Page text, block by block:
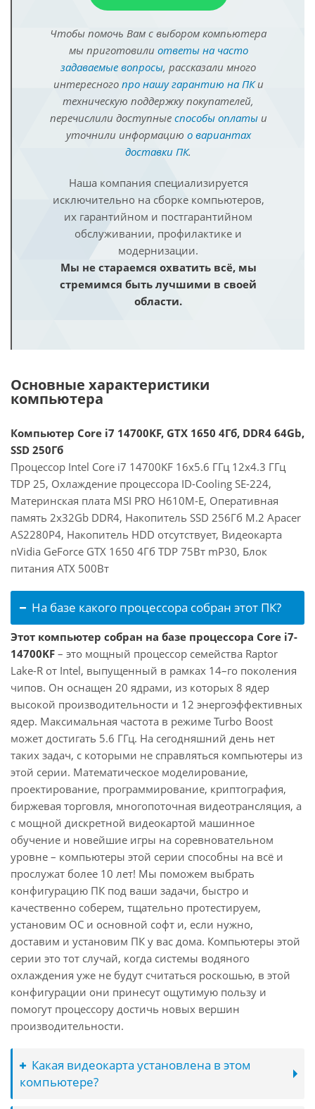
Чтобы помочь Вам с выбором компьютера
мы приготовили ответы на часто
задаваемые вопросы, рассказали много
интересного про нашу гарантию на ПКи
техническую поддержку покупателей,
перечислили доступные способы оплатыи
уточнили информацию о вариантах
доставки ПК.
Наша компания специализируется
исключительно на сборке компьютеров,
их гарантийном и постгарантийном
обслуживании, профилактике и
модернизации.
Мы не стараемся охватить всё, мы
стремимся быть лучшими в своей
области.
Основные характеристики
компьютера
Компьютер Core i7 14700KF, GTX 1650 4Гб, DDR4 64Gb,
SSD 250Гб
Процессор Intel Core i7 14700KF 16x5.6 ГГц 12x4.3 ГГц
TDP 25, Охлаждение процессора ID-Cooling SE-224,
Материнская плата MSI PRO H610M-E, Оперативная
память 2x32Gb DDR4, Накопитель SSD 256Гб M.2 Apacer
AS2280P4, Накопитель HDD отсутствует, Видеокарта
nVidia GeForce GTX 1650 4Гб TDP 75Вт mP30, Блок
питания ATX 500Вт
На базе какого процессора собран этот ПК?
Этот компьютер собран на базе процессора Core i7-
14700KF – это мощный процессор семейства Raptor
Lake-R от Intel, выпущенный в рамках 14–го поколения
чипов. Он оснащен 20 ядрами, из которых 8 ядер
высокой производительности и 12 энергоэффективных
ядер. Максимальная частота в режиме Turbo Boost
может достигать 5.6 ГГц. На сегодняшний день нет
таких задач, с которыми не справляться компьютеры из
этой серии. Математическое моделирование,
проектирование, программирование, криптография,
биржевая торговля, многопоточная видеотрансляция, а
с мощной дискретной видеокартой машинное
обучение и новейшие игры на соревновательном
уровне – компьютеры этой серии способны на всё и
прослужат более 10 лет! Мы поможем выбрать
конфигурацию ПК под ваши задачи, быстро и
качественно соберем, тщательно протестируем,
установим ОС и основной софт и, если нужно,
доставим и установим ПК у вас дома. Компьютеры этой
серии это тот случай, когда системы водяного
охлаждения уже не будут считаться роскошью, в этой
конфигурации они принесут ощутимую пользу и
помогут процессору достичь новых вершин
производительности.
Какая видеокарта установлена в этом
компьютере?